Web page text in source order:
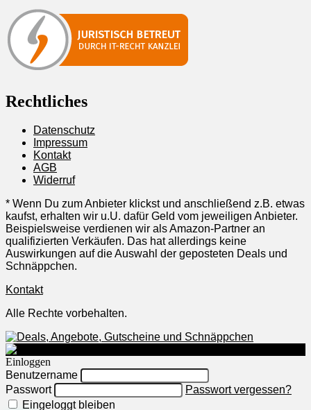
Rechtliches
Datenschutz
Impressum
Kontakt
AGB
Widerruf
* Wenn Du zum Anbieter klickst und anschließend z.B. etwas
kaufst, erhalten wir u.U. dafür Geld vom jeweiligen Anbieter.
Beispielsweise verdienen wir als Amazon-Partner an
qualifizierten Verkäufen. Das hat allerdings keine
Auswirkungen auf die Auswahl der geposteten Deals und
Schnäppchen.
Kontakt
Alle Rechte vorbehalten.
Einloggen
Benutzername
Passwort
Passwort vergessen?
Eingeloggt bleiben